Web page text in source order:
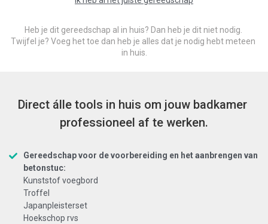
Heb je dit gereedschap al in huis? Dan heb je dit niet nodig.
Twijfel je? Voeg het toe dan heb je alles dat je nodig hebt meteen
in huis.
Direct álle tools in huis om jouw badkamer
professioneel af te werken.
Gereedschap voor de voorbereiding en het aanbrengen van
betonstuc:
Kunststof voegbord
Troffel
Japanpleisterset
Hoekschop rvs